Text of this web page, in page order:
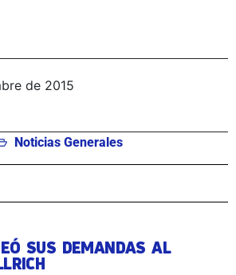
de 2015
Noticias Generales
SUS DEMANDAS AL